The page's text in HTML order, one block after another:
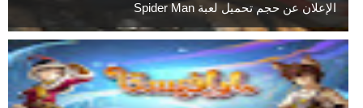
الإعلان عن حجم تحميل لعبة Spider Man